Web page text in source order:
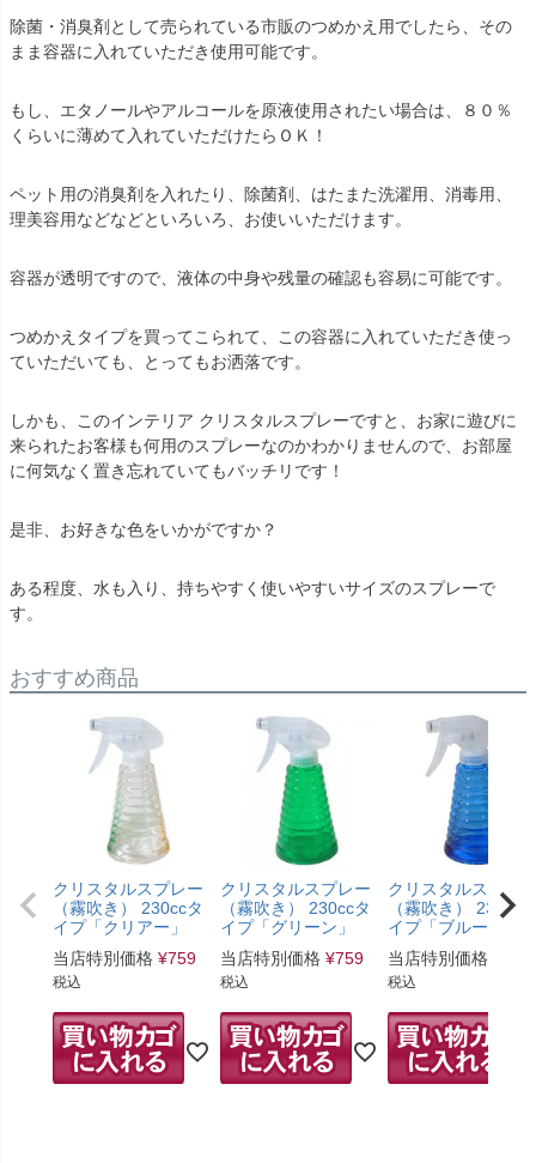
除菌・消臭剤として売られている市販のつめかえ用でしたら、その
まま容器に入れていただき使用可能です。
もし、エタノールやアルコールを原液使用されたい場合は、８０％
くらいに薄めて入れていただけたらＯＫ！
ペット用の消臭剤を入れたり、除菌剤、はたまた洗濯用、消毒用、
理美容用などなどといろいろ、お使いいただけます。
容器が透明ですので、液体の中身や残量の確認も容易に可能です。
つめかえタイプを買ってこられて、この容器に入れていただき使っ
ていただいても、とってもお洒落です。
しかも、このインテリア クリスタルスプレーですと、お家に遊びに
来られたお客様も何用のスプレーなのかわかりませんので、お部屋
に何気なく置き忘れていてもバッチリです！
是非、お好きな色をいかがですか？
ある程度、水も入り、持ちやすく使いやすいサイズのスプレーで
す。
おすすめ商品
クリスタルスプレー
（霧吹き） 230ccタ
イプ「クリアー」
当店特別価格 ¥759
税込
クリスタルスプレー
（霧吹き） 230ccタ
イプ「グリーン」
当店特別価格 ¥759
税込
クリスタルスプレ
（霧吹き） 230cc
イプ「ブルー」
当店特別価格
税込